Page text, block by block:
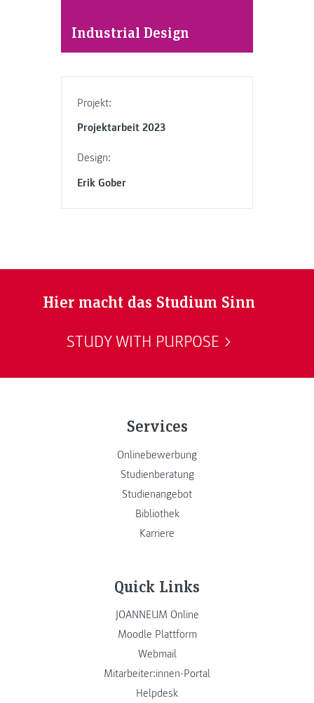
Industrial Design
Projekt:
Projektarbeit 2023
Design:
Erik Gober
Hier macht das Studium Sinn
STUDY WITH PURPOSE
Services
Onlinebewerbung
Studienberatung
Studienangebot
Bibliothek
Karriere
Quick Links
JOANNEUM Online
Moodle Plattform
Webmail
Mitarbeiter:innen-Portal
Helpdesk